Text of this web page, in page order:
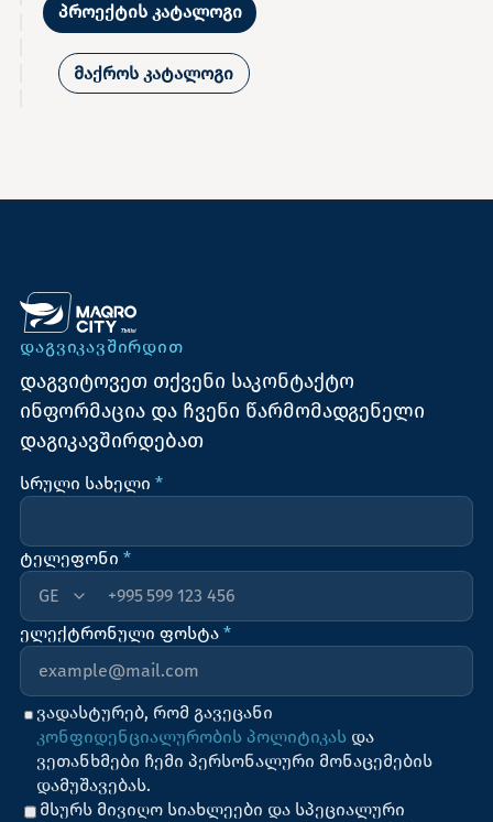
პროექტის კატალოგი
მაქროს კატალოგი
ᲓᲐᲒᲕᲘᲙᲐᲕᲨᲘᲠᲓᲘᲗ
დაგვიტოვეთ თქვენი საკონტაქტო
ინფორმაცია და ჩვენი წარმომადგენელი
დაგიკავშირდებათ
სრული სახელი*
ტელეფონი *
+995
ელექტრონული ფოსტა *
ვადასტურებ, რომ გავეცანი
კონფიდენციალურობის პოლიტიკას და
ვეთანხმები ჩემი პერსონალური მონაცემების
დამუშავებას.
მსურს მივიღო სიახლეები და სპეციალური